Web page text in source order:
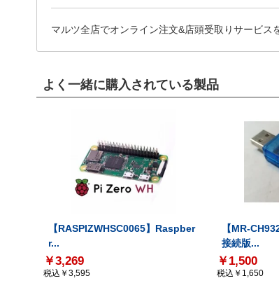
マルツ全店でオンライン注文&店頭受取りサービス
よく一緒に購入されている製品
【RASPIZWHSC0065】Raspber
r...
￥3,269
税込￥3,595
【MR-
接続版...
￥1,500
税込￥1,650